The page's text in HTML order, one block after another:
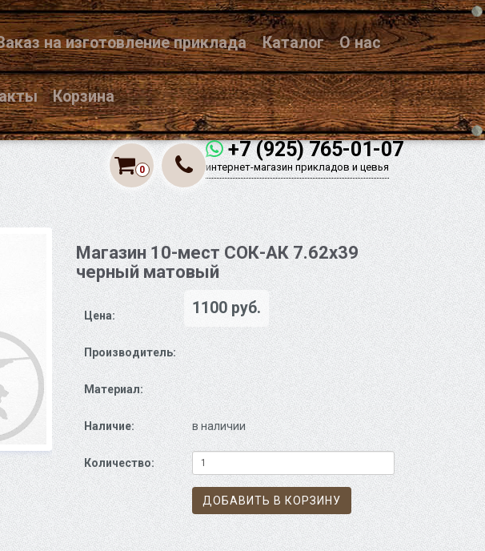
на изготовление приклада Каталог О нас
Корзина
+7 (925) 765-01-07
интернет-магазин прикладов и цевья
0
Магазин 10-мест СОК-АК 7.62х39
черный матовый
Цена: 1100 руб.
Производитель:
Материал:
Наличие: в наличии
Количество:
ДОБАВИТЬ В КОРЗИНУ